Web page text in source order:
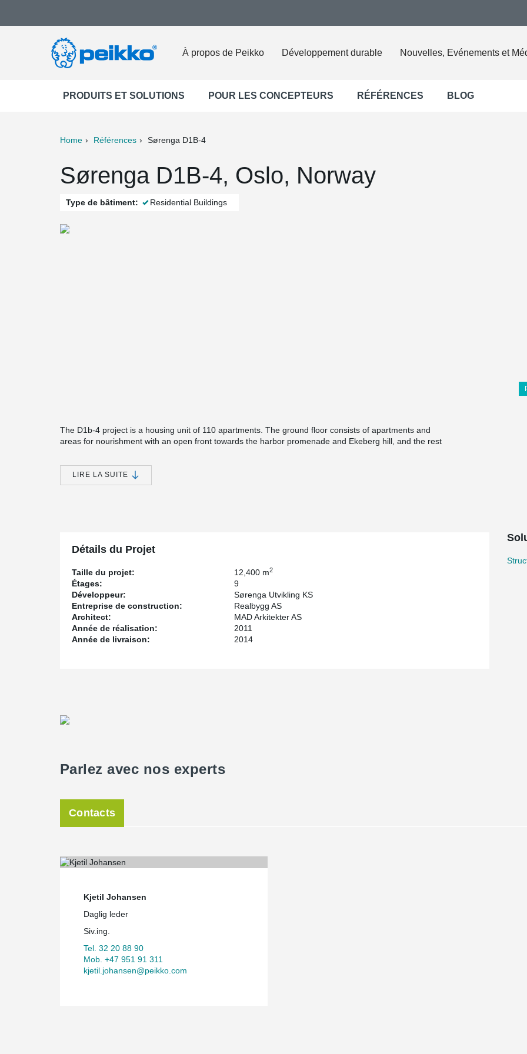
À propos de Peikko Développement durable Nouvelles, Evénements et
PRODUITS ET SOLUTIONS POUR LES CONCEPTEURS RÉFÉRENCES BLOG
Home Références Sørenga D1B-4
Sørenga D1B-4, Oslo, Norway
Type de bâtiment: Residential Buildings
The D1b-4 project is a housing unit of 110 apartments. The ground floor consists of apartments and
areas for nourishment with an open front towards the harbor promenade and Ekeberg hill, and the rest
courtyard. The top floor of the building consists of a shared roof terrace.
Peikko's DELTABEAM
LIRE LA SUITE
Détails du Projet
Taille du projet: 12,400 m2
Étages:
9
Développeur:
Sørenga Utvikling KS
Entreprise de construction:
Realbygg AS
Architect:
MAD Arkitekter AS
Année de réalisation:
2011
Année de livraison:
2014
Parlez avec nos experts
Contacts
Kjetil Johansen
Daglig leder
Siv.ing.
Tel. 32 20 88 90
Mob. +47 951 91 311
kjetil.johansen@peikko.com